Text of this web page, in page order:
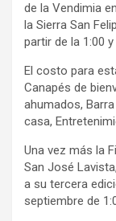
de la Vendimia
la Sierra San
partir de la 1:00
El costo para
Canapés de
ahumados,
casa,
Una vez más la
San José
a su tercera
septiembre de